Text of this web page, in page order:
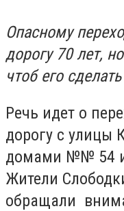
Опасному
дорогу 70 лет,
чтоб его
Речь идет о
дорогу с улицы
домами №№ 54 и
Жители
обращали